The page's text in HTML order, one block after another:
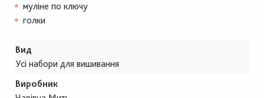
муліне по ключу
голки
Вид
Усі набори для вишивання
Виробник